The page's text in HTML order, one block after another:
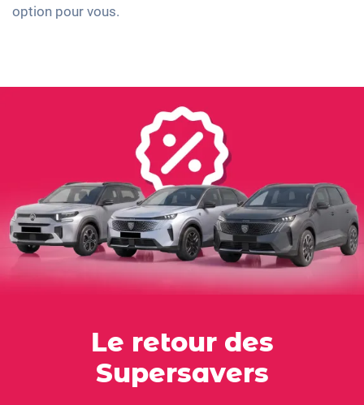
option pour vous.
Le retour des
Supersavers